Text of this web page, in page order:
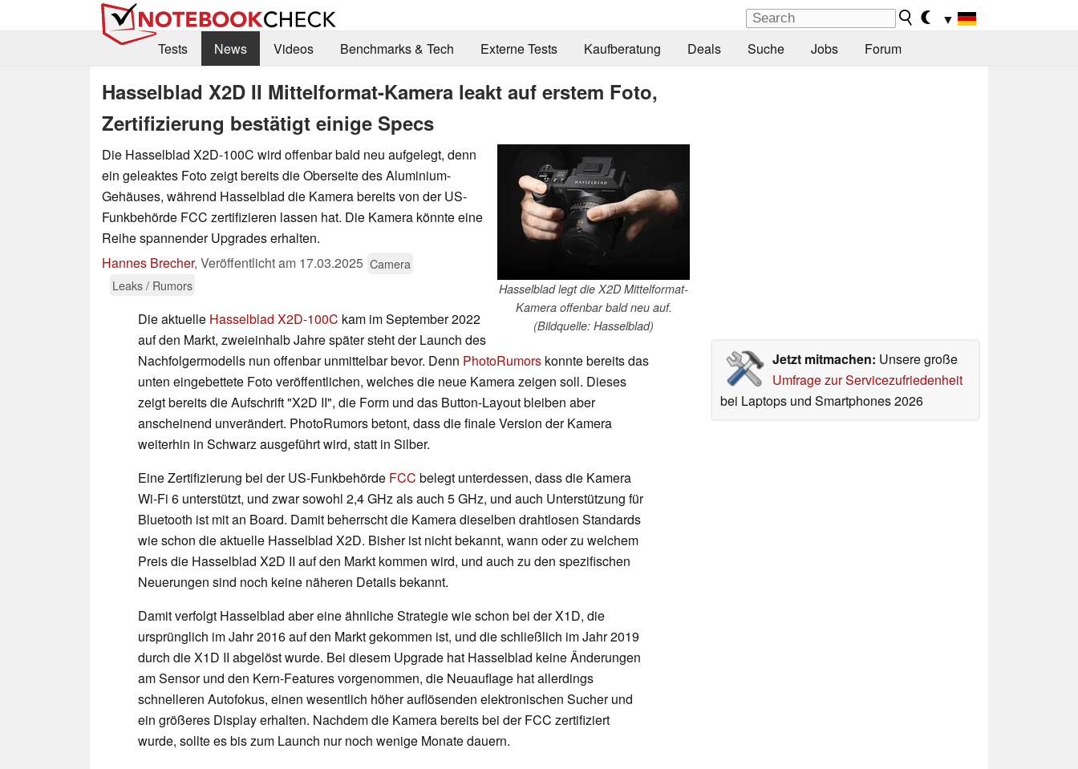
▼
Tests
News Videos Benchmarks & Tech Externe Tests Kaufberatung Deals Suche Jobs Forum
Hasselblad X2D II Mittelformat-Kamera leakt auf erstem Foto,
Zertifizierung bestätigt einige Specs
Hasselblad legt die X2D Mittelformat-
Kamera offenbar bald neu auf.
(Bildquelle: Hasselblad)
Die Hasselblad X2D-100C wird offenbar bald neu aufgelegt, denn
ein geleaktes Foto zeigt bereits die Oberseite des Aluminium-
Gehäuses, während Hasselblad die Kamera bereits von der US-
Funkbehörde FCC zertifizieren lassen hat. Die Kamera könnte eine
Reihe spannender Upgrades erhalten.
Hannes Brecher, Veröffentlicht am 17.03.2025 Camera
Leaks / Rumors
Jetzt mitmachen: Unsere große
Umfrage zur Servicezufriedenheit
bei Laptops und Smartphones 2026
Die aktuelle Hasselblad X2D-100C kam im September 2022
auf den Markt, zweieinhalb Jahre später steht der Launch des
Nachfolgermodells nun offenbar unmittelbar bevor. Denn PhotoRumors konnte bereits das
unten eingebettete Foto veröffentlichen, welches die neue Kamera zeigen soll. Dieses
zeigt bereits die Aufschrift "X2D II", die Form und das Button-Layout bleiben aber
anscheinend unverändert. PhotoRumors betont, dass die finale Version der Kamera
weiterhin in Schwarz ausgeführt wird, statt in Silber.
Eine Zertifizierung bei der US-Funkbehörde FCC belegt unterdessen, dass die Kamera
Wi-Fi 6 unterstützt, und zwar sowohl 2,4 GHz als auch 5 GHz, und auch Unterstützung für
Bluetooth ist mit an Board. Damit beherrscht die Kamera dieselben drahtlosen Standards
wie schon die aktuelle Hasselblad X2D. Bisher ist nicht bekannt, wann oder zu welchem
Preis die Hasselblad X2D II auf den Markt kommen wird, und auch zu den spezifischen
Neuerungen sind noch keine näheren Details bekannt.
Damit verfolgt Hasselblad aber eine ähnliche Strategie wie schon bei der X1D, die
ursprünglich im Jahr 2016 auf den Markt gekommen ist, und die schließlich im Jahr 2019
durch die X1D II abgelöst wurde. Bei diesem Upgrade hat Hasselblad keine Änderungen
am Sensor und den Kern-Features vorgenommen, die Neuauflage hat allerdings
schnelleren Autofokus, einen wesentlich höher auflösenden elektronischen Sucher und
ein größeres Display erhalten. Nachdem die Kamera bereits bei der FCC zertifiziert
wurde, sollte es bis zum Launch nur noch wenige Monate dauern.